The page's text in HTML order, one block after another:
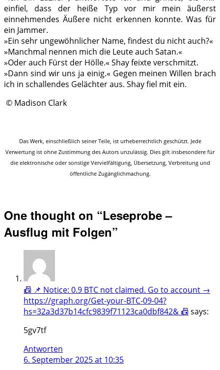
einfiel, dass der heiße Typ vor mir mein äußerst
einnehmendes Äußere nicht erkennen konnte. Was für
ein Jammer.
»Ein sehr ungewöhnlicher Name, findest du nicht auch?«
»Manchmal nennen mich die Leute auch Satan.«
»Oder auch Fürst der Hölle.« Shay feixte verschmitzt.
»Dann sind wir uns ja einig.« Gegen meinen Willen brach
ich in schallendes Gelächter aus. Shay fiel mit ein.
© Madison Clark
Das Werk, einschließlich seiner Teile, ist urheberrechtlich geschützt. Jede
Verwertung ist ohne Zustimmung des Autors unzulässig. Dies gilt insbesondere für
die elektronische oder sonstige Vervielfältigung, Übersetzung, Verbreitung und
öffentliche Zugänglichmachung.
One thought on “Leseprobe –
Ausflug mit Folgen”
📠 📌 Notice: 0.9 BTC not claimed. Go to account →
https://graph.org/Get-your-BTC-09-04?
hs=32a3d37b14cfc9839f71123ca0dbf842& 📠 says:
5gv7tf
Antworten
6. September 2025 at 10:35